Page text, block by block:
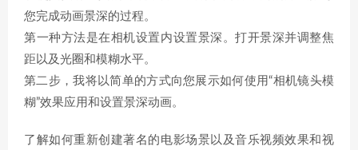
您完成动画景深的过程。
第一种方法是在相机设置内设置景深。打开景深并调整焦
距以及光圈和模糊水平。
第二步，我将以简单的方式向您展示如何使用“相机镜头模
糊”效果应用和设置景深动画。
了解如何重新创建著名的电影场景以及音乐视频效果和视